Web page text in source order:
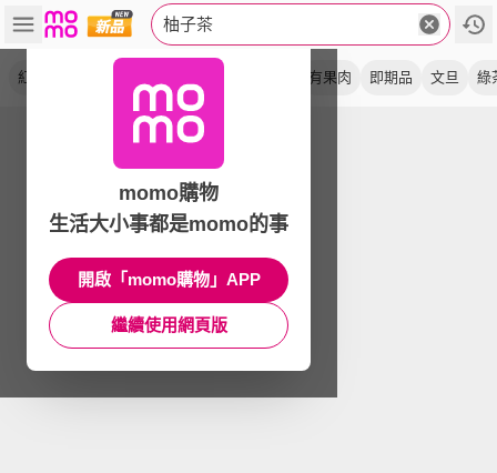
柚子茶
紅棗茶 有果肉 即期品 文旦 綠
momo購物
生活大小事都是momo的事
開啟「momo購物」APP
繼續使用網頁版